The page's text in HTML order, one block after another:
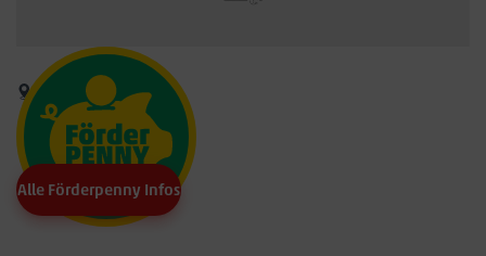
Alle Förderpenny Infos